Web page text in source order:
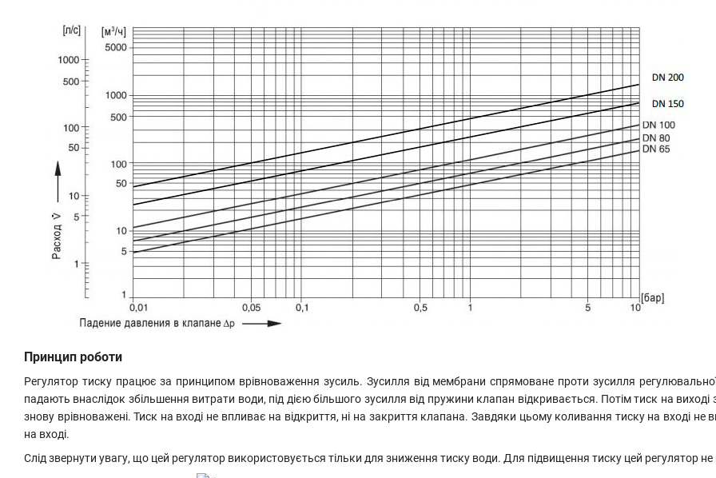
Принцип роботи
Регулятор тиску працює за принципом врівноваження зусиль. Зусилля від мембрани спрямоване проти зусилля
падають внаслідок збільшення витрати води, під дією більшого зусилля від пружини клапан відкривається. Потім тиск на
знову врівноважені. Тиск на вході не впливає на відкриття, ні на закриття клапана. Завдяки цьому коливання тиску на вході
на вході.
Слід звернути увагу, що цей регулятор використовується тільки для зниження тиску води. Для підвищення тиску цей регулятор не